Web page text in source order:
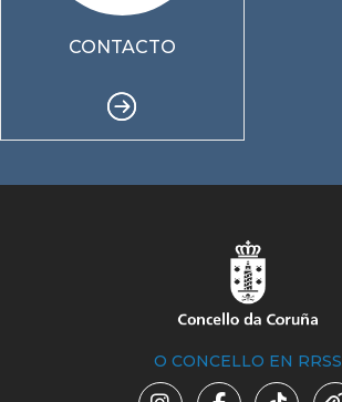
CONTACTO
O CONCELLO EN RRSS